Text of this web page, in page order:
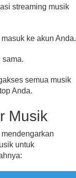
streaming musik
ke akun Anda.
sama.
semua musik
Anda.
Musik
untuk